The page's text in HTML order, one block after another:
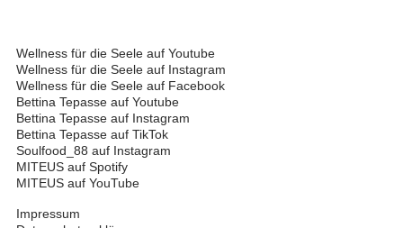
Wellness für die Seele auf Youtube
Wellness für die Seele auf Instagram
Wellness für die Seele auf Facebook
Bettina Tepasse auf Youtube
Bettina Tepasse auf Instagram
Bettina Tepasse auf TikTok
Soulfood_88 auf Instagram
MITEUS auf Spotify
MITEUS auf YouTube
Impressum